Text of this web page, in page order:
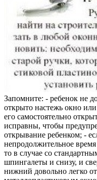
Запомните: - ребенок не
открыто настежь окно
его самостоятельно
исправны, чтобы
открывание ребенком; -
непродолжительное
то в случае со
шпингалеты и снизу, и
нижний довольно легко